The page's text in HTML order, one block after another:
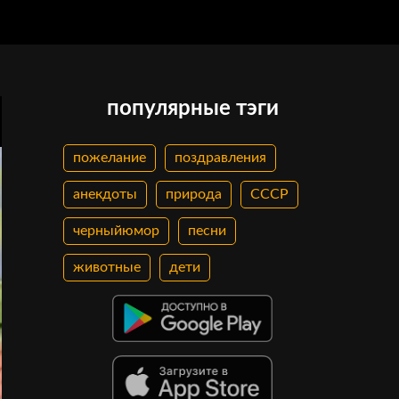
популярные тэги
пожелание поздравления
анекдоты природа СССР
черныйюмор песни
животные дети